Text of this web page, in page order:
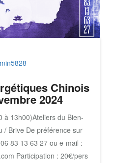
Chinois
2024
à 13h00)Ateliers du Bien-
/ Brive De préférence sur
83 13 63 27 ou e-mail :
Participation : 20€/pers